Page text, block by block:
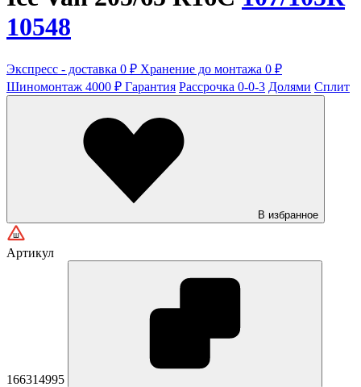
10548
Экспресс - доставка 0 ₽ Хранение до монтажа 0 ₽
Шиномонтаж 4000 ₽ Гарантия Рассрочка 0-0-3 Долями Сплит
В избранное
Артикул
166314995